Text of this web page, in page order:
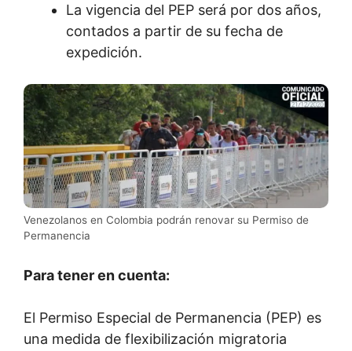
La vigencia del PEP será por dos años,
contados a partir de su fecha de
expedición.
Venezolanos en Colombia podrán renovar su Permiso de
Permanencia
Para tener en cuenta:
El Permiso Especial de Permanencia (PEP) es
una medida de flexibilización migratoria